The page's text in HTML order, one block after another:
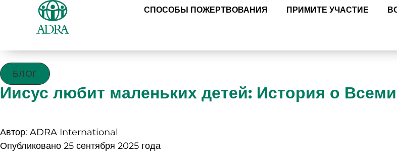
СПОСОБЫ ПОЖЕРТВОВАНИЯ ПРИМИТЕ УЧАСТИЕ
БЛОГ
Иисус любит маленьких детей: История о
Автор: ADRA International
Опубликовано 25 сентября 2025 года